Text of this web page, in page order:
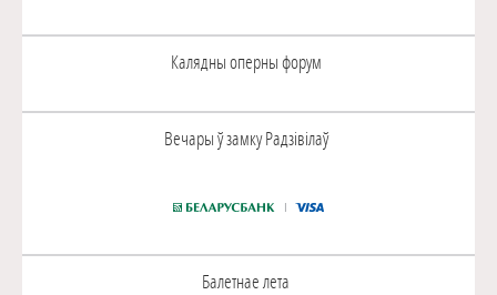
Калядны оперны форум
Вечары ў замку Радзiвiлаў
Балетнае лета